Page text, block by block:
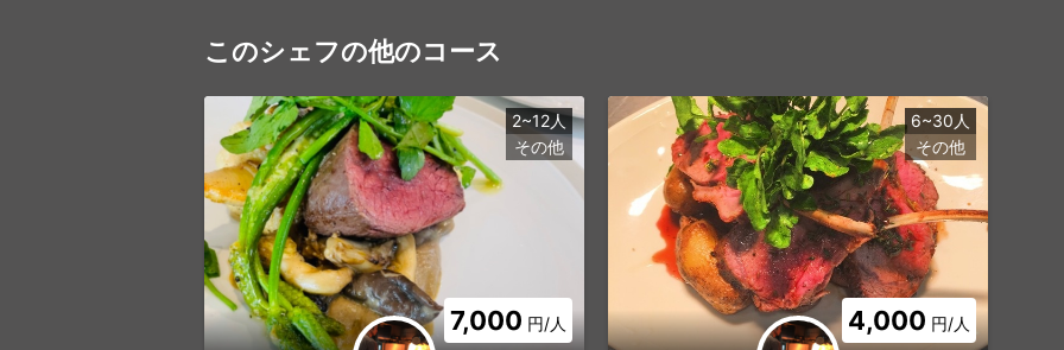
このシェフの他のコース
7,000 円/人
2~12人
その他
4,000 円/人
6~30人
その他